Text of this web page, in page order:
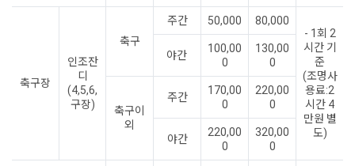
축구장
인조잔
디
(4,5,6,
구장)
축구
주간 50,000
80,000
- 1회 2
시간 기
준
(조명사
용료:2
시간 4
만원 별
도)
야간
100,00
0
130,00
0
축구이
외
주간
170,00
0
220,00
0
야간
220,00
0
320,00
0